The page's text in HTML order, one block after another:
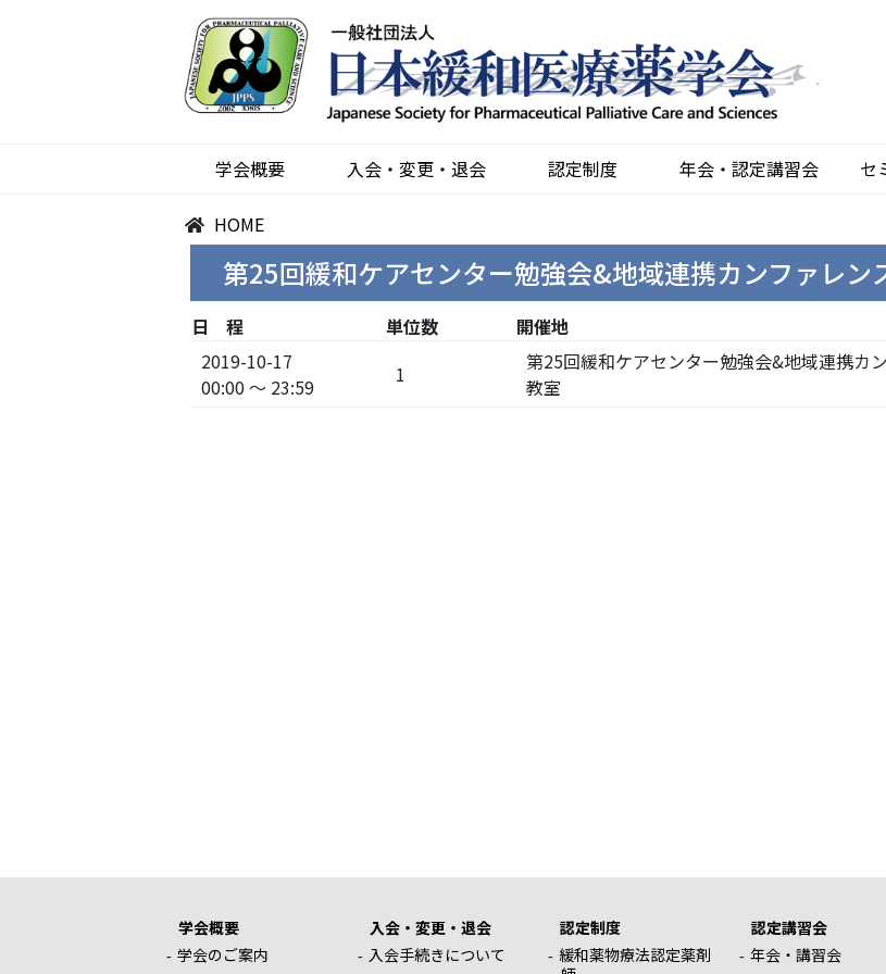
学会概要 入会・変更・退会 認定制度 年会・認定講習会 セ
HOME
第25回緩和ケアセンター勉強会&地域連携カンファレン
日 程 単位数
開催地
2019-10-17
00:00 ～ 23:59
1
第25回緩和ケアセンター勉強会&地域連携
教室
学会概要
学会のご案内
入会・変更・退会
入会手続きについて
認定制度
緩和薬物療法認定薬剤
認定講習会
年会・講習会